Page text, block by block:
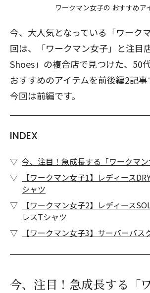
ワークマン女子の おすすめア
今、大人気となっている「ワーク
回は、「ワークマン女子」と注目
Shoes」の複合店で見つけた、50
おすすめのアイテムを前後編2記事
今回は前編です。
INDEX
今、注目！急成長する「ワークマン
【ワークマン女子1】レディース
シャツ
【ワークマン女子2】レディース
レスTシャツ
【ワークマン女子3】サーバーバス
今、注目！急成長する「